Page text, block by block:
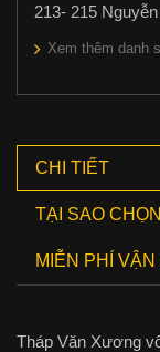
213- 215
Xem thêm danh
CHI TIẾT
TẠI SAO
MIỄN PHÍ
Tháp Văn Xương